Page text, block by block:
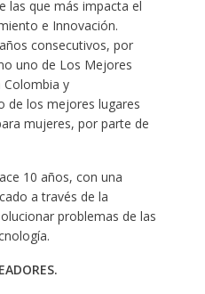
las que más impacta el
e Innovación.
consecutivos, por
uno de Los Mejores
Colombia y
de los mejores lugares
mujeres, por parte de
10 años, con una
a través de la
problemas de las